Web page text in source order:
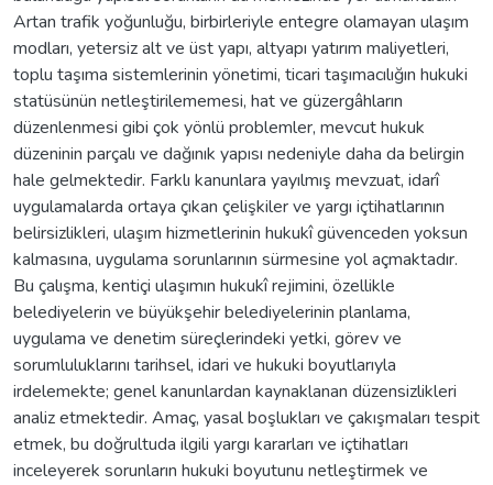
Artan trafik yoğunluğu, birbirleriyle entegre olamayan ulaşım
modları, yetersiz alt ve üst yapı, altyapı yatırım maliyetleri,
toplu taşıma sistemlerinin yönetimi, ticari taşımacılığın hukuki
statüsünün netleştirilememesi, hat ve güzergâhların
düzenlenmesi gibi çok yönlü problemler, mevcut hukuk
düzeninin parçalı ve dağınık yapısı nedeniyle daha da belirgin
hale gelmektedir. Farklı kanunlara yayılmış mevzuat, idarî
uygulamalarda ortaya çıkan çelişkiler ve yargı içtihatlarının
belirsizlikleri, ulaşım hizmetlerinin hukukî güvenceden yoksun
kalmasına, uygulama sorunlarının sürmesine yol açmaktadır.
Bu çalışma, kentiçi ulaşımın hukukî rejimini, özellikle
belediyelerin ve büyükşehir belediyelerinin planlama,
uygulama ve denetim süreçlerindeki yetki, görev ve
sorumluluklarını tarihsel, idari ve hukuki boyutlarıyla
irdelemekte; genel kanunlardan kaynaklanan düzensizlikleri
analiz etmektedir. Amaç, yasal boşlukları ve çakışmaları tespit
etmek, bu doğrultuda ilgili yargı kararları ve içtihatları
inceleyerek sorunların hukuki boyutunu netleştirmek ve